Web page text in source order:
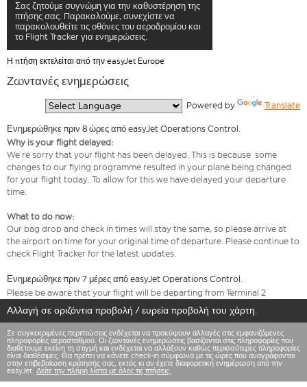
Σας ζητούμε συγνώμη για την καθυστέρηση της
πτήσης σας. Παρακαλούμε, συνεχίστε να
παρακολουθείτε τις οθόνες του αεροδρομίου και
το Flight Tracker για ενημερώσεις.
Η πτήση εκτελείται από την easyJet Europe
Ζωντανές ενημερώσεις
Powered by Translate
Ενημερώθηκε πριν 8 ώρες από easyJet Operations Control.
Why is your flight delayed:
We’re sorry that your flight has been delayed. This is because some
changes to our flying programme resulted in your plane being changed
for your flight today. To allow for this we have delayed your departure
time.
What to do now:
Our bag drop and check in times will stay the same, so please arrive at
the airport on time for your original time of departure. Please continue to
check Flight Tracker for the latest updates.
Ενημερώθηκε πριν 7 μέρες από easyJet Operations Control.
Please be aware that your flight will be departing from Terminal 2
Αλλαγή σε οριζόντια προβολή / ευρεία προβολή του χάρτη.
Σε συγκεκριμένες περιπτώσεις ενδέχεται να προκύψουν αλλαγές στις εμφανιζόμενες
πληροφορίες αεροσταθμού. Οι ζωντανές ενημερώσεις βασίζονται στις πληροφορίες που
διαθέτουμε εκείνη τη στιγμή και ενδέχεται να αλλάξουν καθώς περισσότερες πληροφορίες
είναι διαθέσιμες. Θα πρέπει να κάνετε check-in σύμφωνα με τις ώρες που αναγράφονται
στην επιβεβαίωση κράτησής σας, εκτός κι αν έχετε διαφορετική ενημέρωση από την
easyJet. Δείτε την πλήρη λίστα με όλες τις πτήσεις.